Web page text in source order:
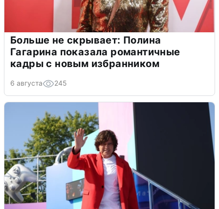
Больше не скрывает: Полина
Гагарина показала романтичные
кадры с новым избранником
6 августа 245